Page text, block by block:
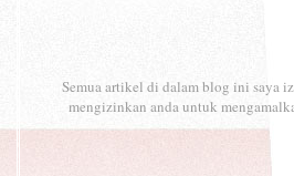
Semua artikel di dalam blog ini saya
mengizinkan anda untuk